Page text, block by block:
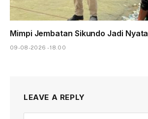
Mimpi Jembatan Sikundo Jadi Nyata
09-08-2026 - 18.00
LEAVE A REPLY